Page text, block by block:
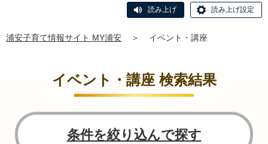
読み上げ 読み上げ設定
浦安子育て情報サイト MY浦安 ＞ イベント・講座
イベント・講座 検索結果
条件を絞り込んで探す